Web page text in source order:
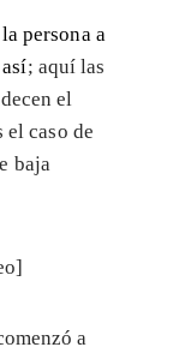
persona a
; aquí las
el
el caso de
baja
a